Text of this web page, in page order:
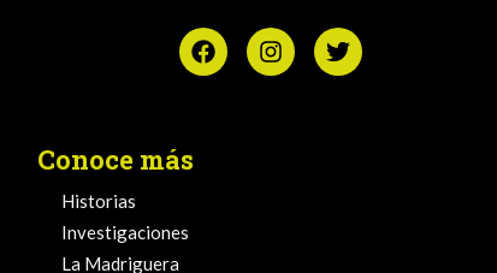
Conoce más
Historias
Investigaciones
La Madriguera